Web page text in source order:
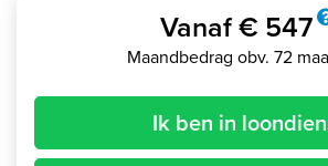
Vanaf € 547
Maandbedrag obv. 72
Ik ben in